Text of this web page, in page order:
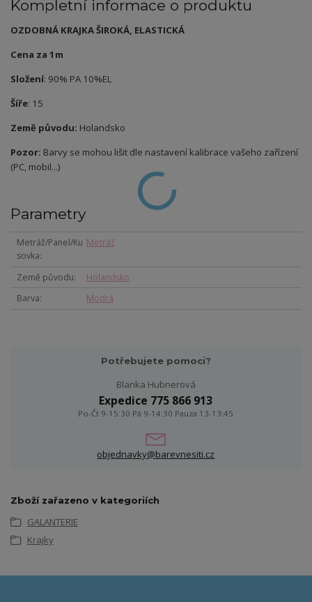
Kompletní informace o produktu
OZDOBNÁ KRAJKA ŠIROKÁ, ELASTICKÁ
Cena za 1m
Složení: 90% PA 10%EL
Šíře: 15
Země původu: Holandsko
Pozor: Barvy se mohou lišit dle nastavení kalibrace vašeho zařízení
(PC, mobil...)
Parametry
Metráž/Panel/Ku
sovka
Metráž
Země původu
Holandsko
Barva
Modrá
Potřebujete pomoci?
Blanka Hubnerová
Expedice 775 866 913
Po-Čt 9-15:30 Pá 9-14:30 Pauza 13-13:45
objednavky@barevnesiti.cz
Zboží zařazeno v kategoriích
GALANTERIE
Krajky